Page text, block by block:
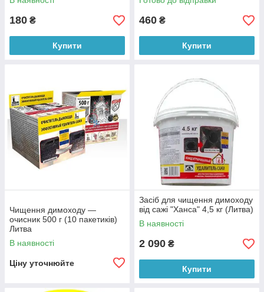
180 ₴
Купити
460 ₴
Купити
Чищення димоходу —
очисник 500 г (10 пакетиків)
Литва
В наявності
Ціну уточнюйте
Засіб для чищення димоходу
від сажі "Ханса" 4,5 кг (Литва)
В наявності
2 090 ₴
Купити